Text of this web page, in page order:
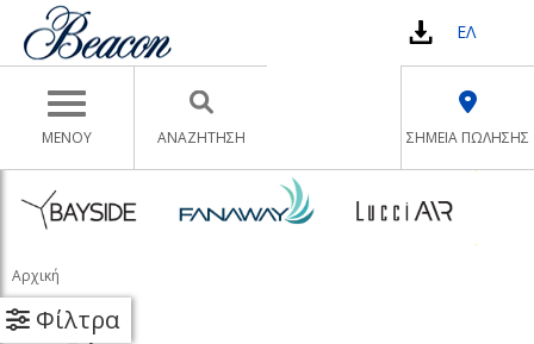
Toggle navigation
ΜΕΝΟΥ
ΕΛ
ΣΗΜΕΙΑ ΠΩΛΗΣΗΣ
ΑΝΑΖΉΤΗΣΗ
Αρχική
Φίλτρα